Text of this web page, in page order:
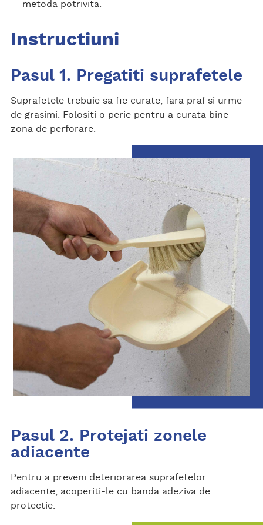
metoda potrivita.
Instructiuni
Pasul 1. Pregatiti suprafetele
Suprafetele trebuie sa fie curate, fara praf si urme
de grasimi. Folositi o perie pentru a curata bine
zona de perforare.
Pasul 2. Protejati zonele
adiacente
Pentru a preveni deteriorarea suprafetelor
adiacente, acoperiti-le cu banda adeziva de
protectie.